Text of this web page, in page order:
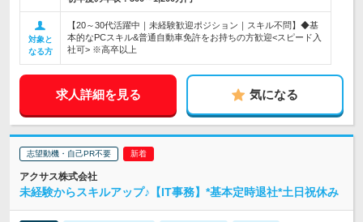
対象と
なる方
【20～30代活躍中｜未経験歓迎ポジション｜スキル不問】◆基
本的なPCスキル&普通自動車免許をお持ちの方歓迎<スピード入
社可> ※高卒以上
求人詳細を見る 気になる
志望動機・自己PR不要
アクサス株式会社
未経験からスキルアップ♪【IT事務】*基本定時退社*土日祝休み